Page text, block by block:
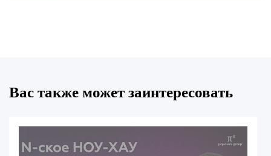
Вас также может заинтересовать